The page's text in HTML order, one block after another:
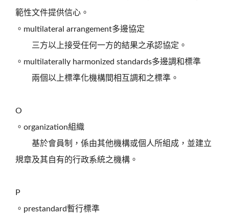
範性文件提供信心。
。multilateral arrangement多邊協定
三方以上接受任何一方的結果之承認協定。
。multilaterally harmonized standards多邊調和標準
兩個以上標準化機構間相互調和之標準。
O
。organization組織
基於會員制，係由其他機構或個人所組成，並建立
規章及其自有的行政系統之機構。
P
。prestandard暫行標準